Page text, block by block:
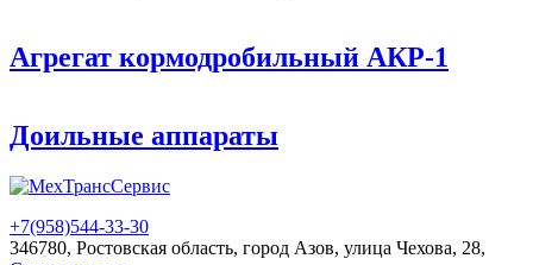
Агрегат кормодробильный АКР-1
Доильные аппараты
+7(958)544-33-30
346780, Ростовская область, город Азов, улица Чехова, 28,